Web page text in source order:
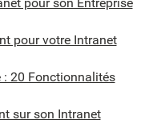
pour son Entreprise
pour votre Intranet
20 Fonctionnalités
sur son Intranet